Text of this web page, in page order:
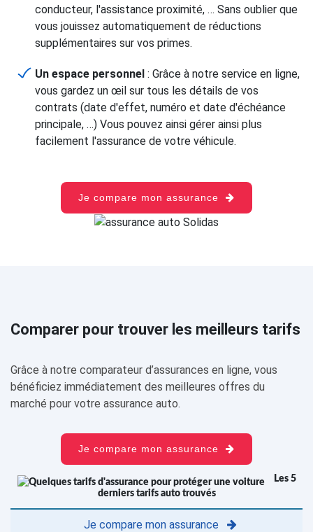
conducteur, l'assistance proximité, … Sans oublier que
vous jouissez automatiquement de réductions
supplémentaires sur vos primes.
Un espace personnel : Grâce à notre service en ligne,
vous gardez un œil sur tous les détails de vos
contrats (date d'effet, numéro et date d'échéance
principale, …) Vous pouvez ainsi gérer ainsi plus
facilement l'assurance de votre véhicule.
Je compare mon assurance
Comparer pour trouver les meilleurs tarifs
Grâce à notre comparateur d’assurances en ligne, vous
bénéficiez immédiatement des meilleures offres du
marché pour votre assurance auto.
Je compare mon assurance
Les 5
derniers tarifs auto trouvés
Je compare mon assurance